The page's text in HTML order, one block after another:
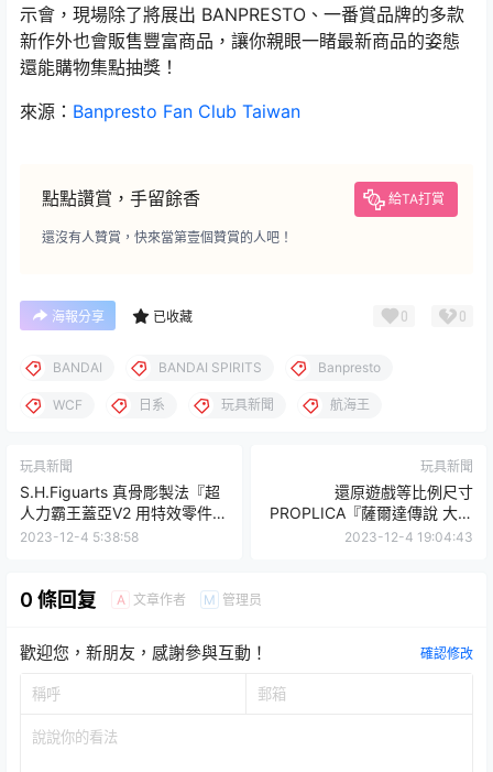
示會，現場除了將展出 BANPRESTO、一番賞品牌的多款
新作外也會販售豐富商品，讓你親眼一睹最新商品的姿態
還能購物集點抽獎！
來源： Banpresto Fan Club Taiwan
點點讚賞，手留餘香 給TA打賞
還沒有人贊賞，快來當第壹個贊賞的人吧！
海報分享 已收藏 0 0
BANDAI BANDAI SPIRITS Banpresto
WCF 日系 玩具新聞 航海王
玩具新聞
S.H.Figuarts 真骨彫製法『超
人力霸王蓋亞V2 用特效零件
組』再現光線技與落地魄力沙
2023-12-4 5:38:58
玩具新聞
還原遊戲等比例尺寸
PROPLICA『薩爾達傳說 大師
之劍』試作品公開！
2023-12-4 19:04:43
0 條回复 A 文章作者 M 管理员
歡迎您，新朋友，感謝參與互動！ 確認修改